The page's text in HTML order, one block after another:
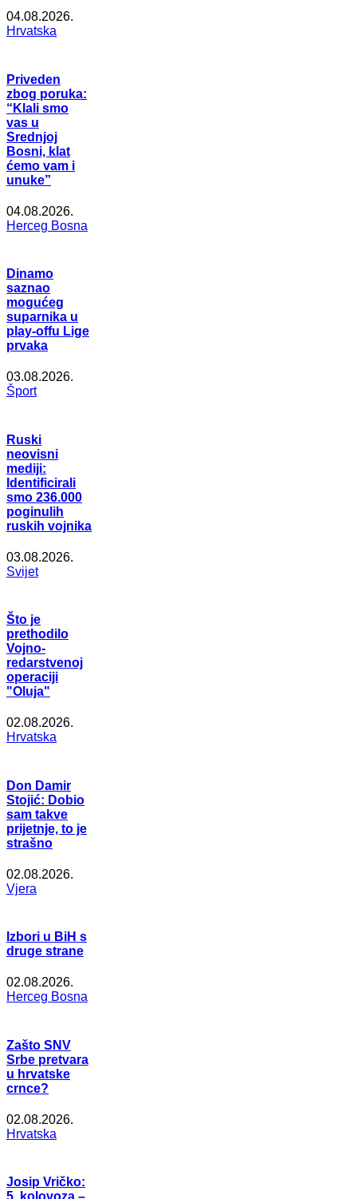
04.08.2026.
Hrvatska
Priveden
zbog poruka:
“Klali smo
vas u
Srednjoj
Bosni, klat
ćemo vam i
unuke”
04.08.2026.
Herceg Bosna
Dinamo
saznao
mogućeg
suparnika u
play-offu Lige
prvaka
03.08.2026.
Šport
Ruski
neovisni
mediji:
Identificirali
smo 236.000
poginulih
ruskih vojnika
03.08.2026.
Svijet
Što je
prethodilo
Vojno-
redarstvenoj
operaciji
"Oluja"
02.08.2026.
Hrvatska
Don Damir
Stojić: Dobio
sam takve
prijetnje, to je
strašno
02.08.2026.
Vjera
Izbori u BiH s
druge strane
02.08.2026.
Herceg Bosna
Zašto SNV
Srbe pretvara
u hrvatske
crnce?
02.08.2026.
Hrvatska
Josip Vričko: